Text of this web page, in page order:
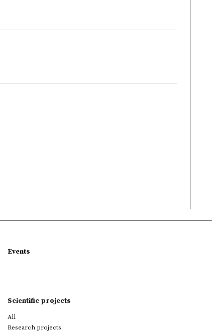
Events
Scientific projects
All
Research projects